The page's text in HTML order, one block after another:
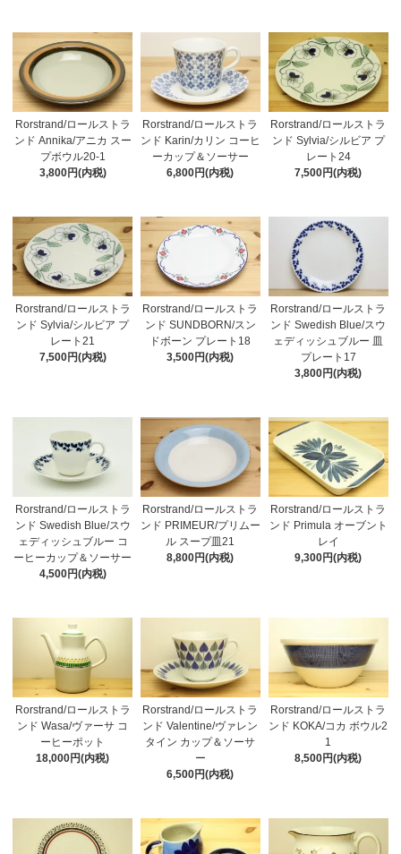
Rorstrand/ロールストラ
ンド Annika/アニカ スー
プボウル20-1
3,800円(内税)
Rorstrand/ロールストラ
ンド Karin/カリン コーヒ
ーカップ＆ソーサー
6,800円(内税)
Rorstrand/ロールストラ
ンド Sylvia/シルビア プ
レート24
7,500円(内税)
Rorstrand/ロールストラ
ンド Sylvia/シルビア プ
レート21
7,500円(内税)
Rorstrand/ロールストラ
ンド SUNDBORN/スン
ドボーン プレート18
3,500円(内税)
Rorstrand/ロールストラ
ンド Swedish Blue/スウ
ェディッシュブルー 皿
プレート17
3,800円(内税)
Rorstrand/ロールストラ
ンド Swedish Blue/スウ
ェディッシュブルー コ
ーヒーカップ＆ソーサー
4,500円(内税)
Rorstrand/ロールストラ
ンド PRIMEUR/プリムー
ル スープ皿21
8,800円(内税)
Rorstrand/ロールストラ
ンド Primula オーブント
レイ
9,300円(内税)
Rorstrand/ロールストラ
ンド Wasa/ヴァーサ コ
ーヒーポット
18,000円(内税)
Rorstrand/ロールストラ
ンド Valentine/ヴァレン
タイン カップ＆ソーサ
ー
6,500円(内税)
Rorstrand/ロールストラ
ンド KOKA/コカ ボウル2
1
8,500円(内税)